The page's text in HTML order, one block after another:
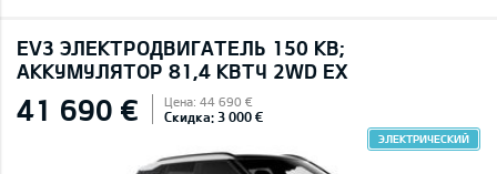
EV3 ЭЛЕКТРОДВИГАТЕЛЬ 150 КВ;
AККУМУЛЯТОР 81,4 КВТЧ 2WD EX
41 690 € Цена: 44 690 €
Скидка: 3 000 €
ЭЛЕКТРИЧЕСКИЙ